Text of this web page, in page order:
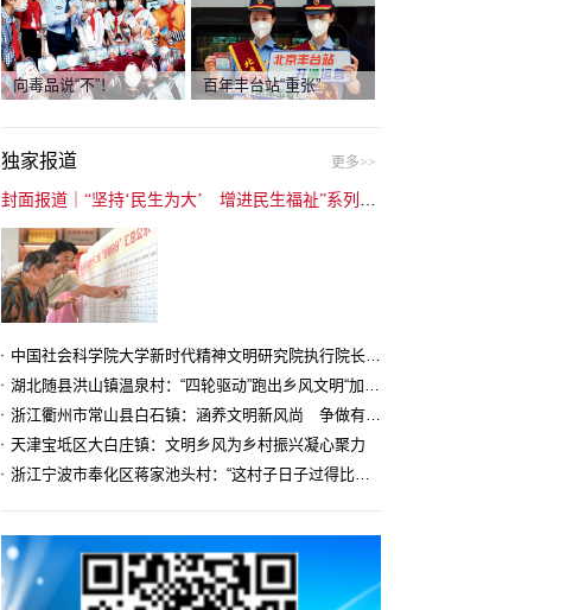
向毒品说“不”！ 百年丰台站“重张”
独家报道 更多>>
中国社会科学院大学新时代精神文明研究院执行院长王维国：文明村镇创建为乡村注入持久发展动力
湖北随县洪山镇温泉村：“四轮驱动”跑出乡风文明“加速度”
浙江衢州市常山县白石镇：涵养文明新风尚 争做有礼白石人
天津宝坻区大白庄镇：文明乡风为乡村振兴凝心聚力
浙江宁波市奉化区蒋家池头村：“这村子日子过得比城里还舒心”